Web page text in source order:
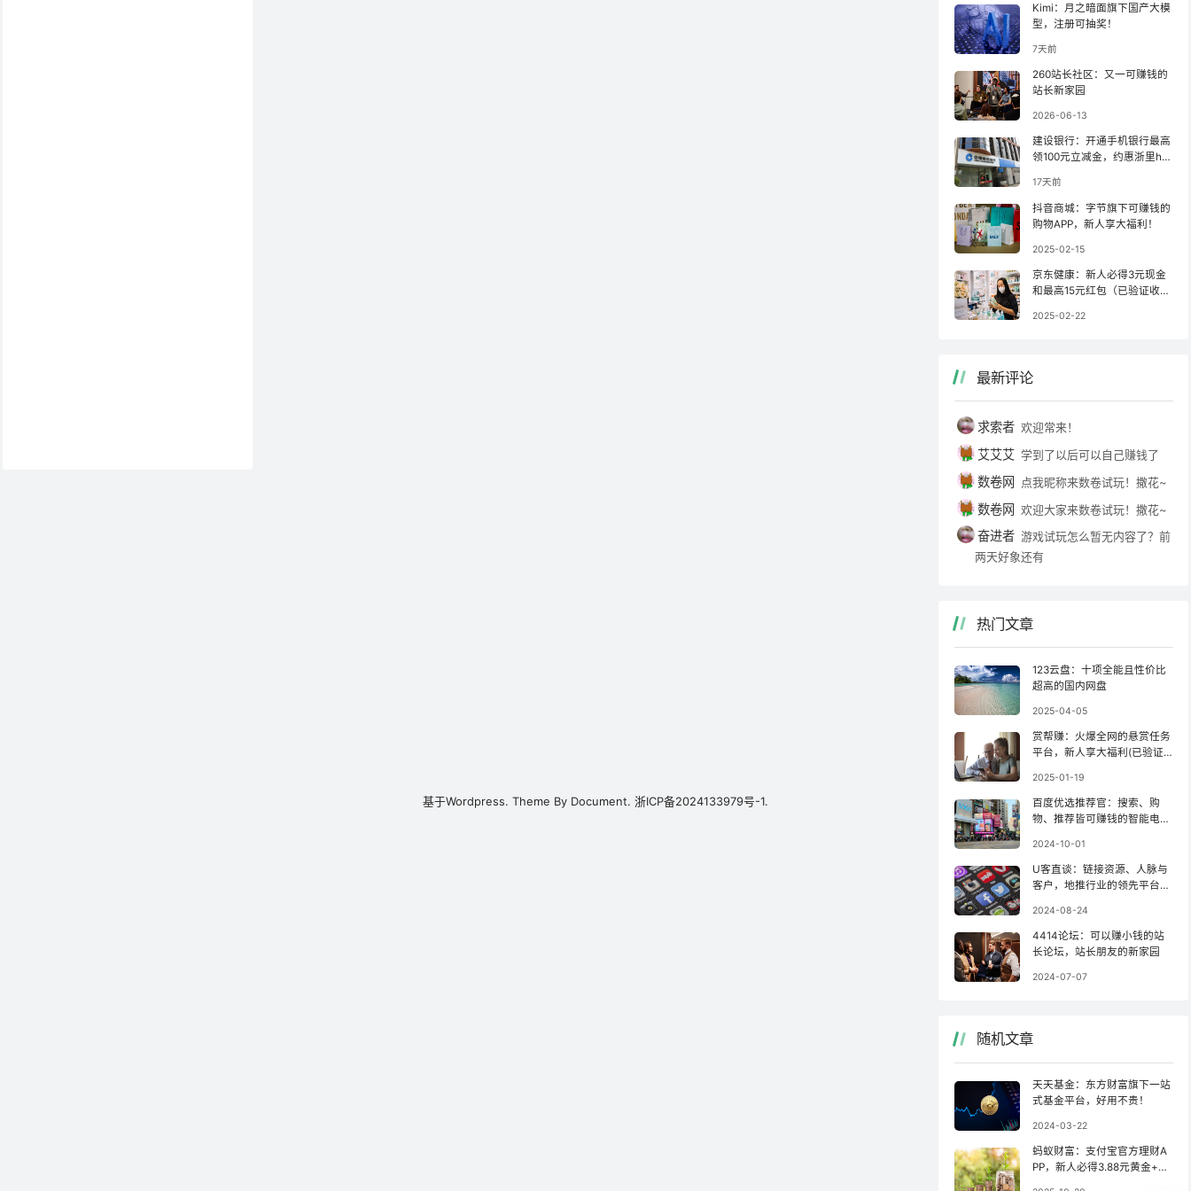
Kimi：月之暗面旗下国产大模
型，注册可抽奖！
7天前
260站长社区：又一可赚钱的
站长新家园
2026-06-13
建设银行：开通手机银行最高
领100元立减金，约惠浙里ha
17天前
抖音商城：字节旗下可赚钱的
购物APP，新人享大福利！
2025-02-15
京东健康：新人必得3元现金
和最高15元红包（已验证收
2025-02-22
最新评论
求索者 欢迎常来！
艾艾艾 学到了以后可以自己赚钱了
数卷网 点我昵称来数卷试玩！撒花~
数卷网 欢迎大家来数卷试玩！撒花~
奋进者 游戏试玩怎么暂无内容了？前
两天好象还有
热门文章
123云盘：十项全能且性价比
超高的国内网盘
2025-04-05
赏帮赚：火爆全网的悬赏任务
平台，新人享大福利(已验证
2025-01-19
百度优选推荐官：搜索、购
物、推荐皆可赚钱的智能电商
2024-10-01
U客直谈：链接资源、人脉与
客户，地推行业的领先平台之
2024-08-24
4414论坛：可以赚小钱的站
长论坛，站长朋友的新家园
2024-07-07
随机文章
天天基金：东方财富旗下一站
式基金平台，好用不贵！
2024-03-22
蚂蚁财富：支付宝官方理财A
PP，新人必得3.88元黄金+抽
基于Wordpress. Theme By Document. 浙ICP备2024133979号-1.